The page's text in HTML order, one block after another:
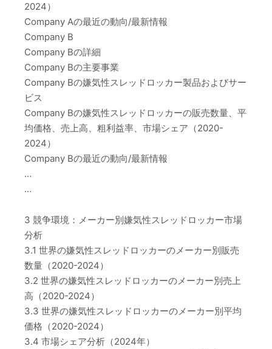
2024）
Company Aの最近の動向/最新情報
Company B
Company Bの詳細
Company Bの主要事業
Company Bの嫌気性スレッドロッカー製品およびサー
ビス
Company Bの嫌気性スレッドロッカーの販売数量、平
均価格、売上高、粗利益率、市場シェア（2020-
2024）
Company Bの最近の動向/最新情報
…
…
3 競争環境：メーカー別嫌気性スレッドロッカー市場
分析
3.1 世界の嫌気性スレッドロッカーのメーカー別販売
数量（2020-2024）
3.2 世界の嫌気性スレッドロッカーのメーカー別売上
高（2020-2024）
3.3 世界の嫌気性スレッドロッカーのメーカー別平均
価格（2020-2024）
3.4 市場シェア分析（2024年）